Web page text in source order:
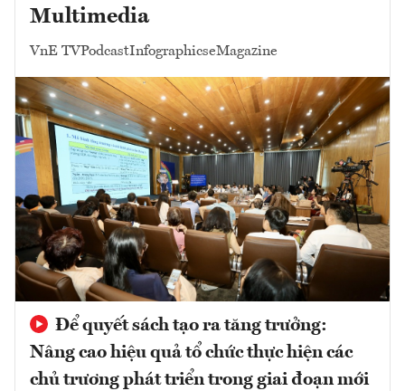
Multimedia
VnE TVPodcastInfographicseMagazine
Để quyết sách tạo ra tăng trưởng:
Nâng cao hiệu quả tổ chức thực hiện các
chủ trương phát triển trong giai đoạn mới